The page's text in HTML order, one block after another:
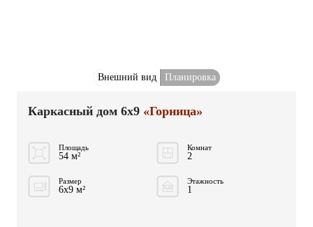
Внешний вид Планировка
Каркасный дом 6x9 «Горница»
Площадь
54 м²
Комнат
2
Размер
6x9 м²
Этажность
1